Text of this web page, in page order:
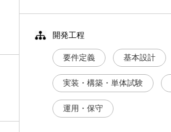
開発工程
要件定義 基本設計
実装・構築・単体試験
運用・保守